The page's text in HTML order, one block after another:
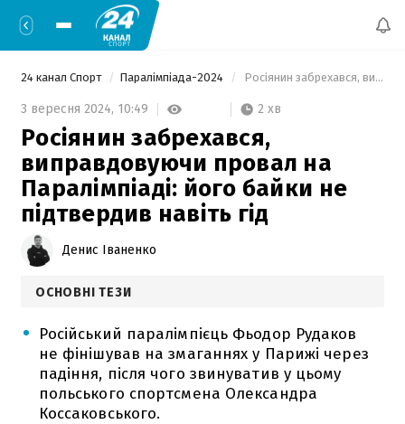
24 канал Спорт Паралімпіада-2024 Росіянин забрехався, виправдовуючи провал на Паралімпіаді: його байки не підтвердив навіть гід
3 вересня 2024, 10:49 2 хв
Росіянин забрехався,
виправдовуючи провал на
Паралімпіаді: його байки не
підтвердив навіть гід
Денис Іваненко
ОСНОВНІ ТЕЗИ
Російський паралімпієць Фьодор Рудаков
не фінішував на змаганнях у Парижі через
падіння, після чого звинуватив у цьому
польського спортсмена Олександра
Коссаковського.